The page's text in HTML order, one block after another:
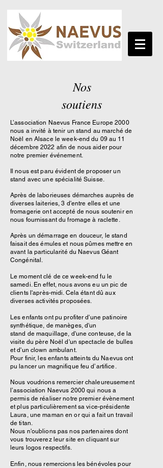
Nos
soutiens
L’association Naevus France Europe 2000
nous a invité à tenir un stand au marché de
Noël en Alsace le week-end du 09 au 11
décembre 2022 afin de nous aider pour
notre premier événement.
Il nous est paru évident de proposer un
stand avec une spécialité Suisse.
Après de laborieuses démarches auprès de
diverses laiteries, 3 d'entre elles et une
fromagerie ont accepté de nous soutenir en
nous fournissant du fromage à raclette.
Après un démarrage en douceur, le stand
faisait des émules et nous pûmes mettre en
avant la particularité du Naevus Géant
Congénital.
Le moment clé de ce week-end fu le
samedi. En effet, nous avons eu un pic de
clients l'après-midi. Cela étant dû aux
diverses activités proposées.
Les enfants ont pu profiter d'une patinoire
synthétique, de manèges, d'un
stand de maquillage, d'une conteuse, de la
visite du père Noël d'un spectacle de bulles
et d'un clown ambulant.
Pour finir, les enfants atteints du Naevus ont
pu lancer un magnifique feu d’artifice.
Nous voudrions remercier chaleureusement
l’association Naevus 2000 qui nous a
permis de réaliser notre premier évènement
et plus particulièrement sa vice-présidente
Laura, une maman en or qui a fait un travail
de titan.
Nous n'oublions pas nos partenaires dont
vous trouverez leur site en cliquant sur
leurs logos respectifs.
Enfin, nous remercions les bénévoles pour